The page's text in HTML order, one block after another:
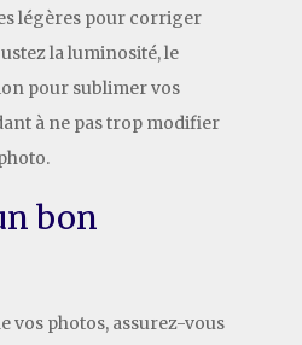
légères pour corriger
la luminosité, le
pour sublimer vos
à ne pas trop modifier
bon
vos photos, assurez-vous